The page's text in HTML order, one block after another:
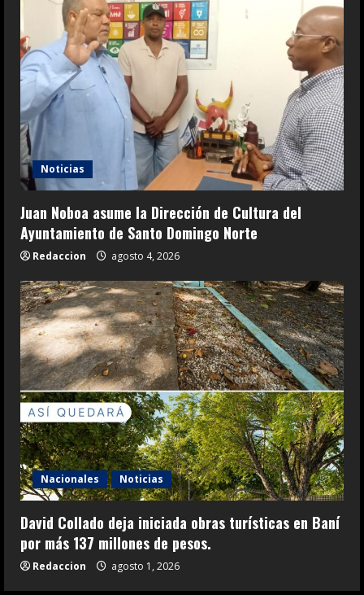
Noticias
Juan Noboa asume la Dirección de Cultura del
Ayuntamiento de Santo Domingo Norte
Redaccion agosto 4, 2026
Nacionales Noticias
David Collado deja iniciada obras turísticas en Baní
por más 137 millones de pesos.
Redaccion agosto 1, 2026